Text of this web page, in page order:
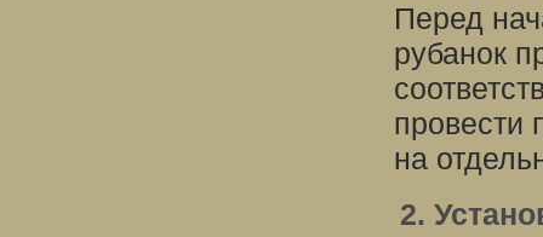
Перед
рубанок
провести
на
2.